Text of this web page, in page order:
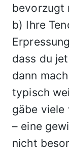
bevorzugt
b) Ihre
dass du
dann
typisch
gäbe viele
– eine
nicht